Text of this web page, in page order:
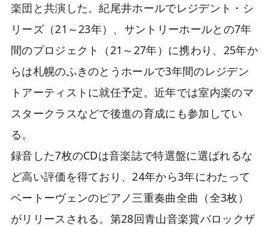
楽団と共演した。紀尾井ホールでレジデント・シ
リーズ（21～23年）、サントリーホールとの7年
間のプロジェクト（21～27年）に携わり、25年か
らは札幌のふきのとうホールで3年間のレジデン
トアーティストに就任予定。近年では室内楽のマ
スタークラスなどで後進の育成にも参加してい
る。
録音した7枚のCDは音楽誌で特選盤に選ばれるな
ど高い評価を得ており、24年から3年にわたって
ベートーヴェンのピアノ三重奏曲全曲（全3枚）
がリリースされる。第28回青山音楽賞バロックザ